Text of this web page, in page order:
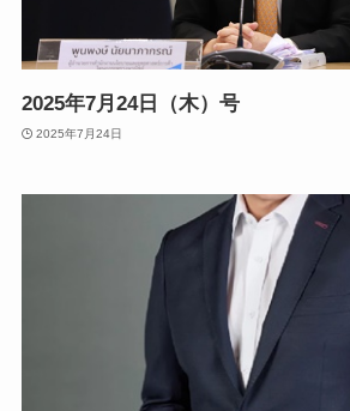
2025年7月24日（木）号
2025年7月24日